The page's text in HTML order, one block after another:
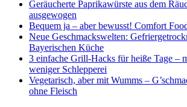
Geräucherte Paprikawürste aus dem
ausgewogen
Bequem ja – aber bewusst! Comfort
Neue Geschmackswelten:
Bayerischen Küche
3 einfache Grill-Hacks für heiße Tage –
weniger Schlepperei
Vegetarisch, aber mit Wumms –
ohne Fleisch